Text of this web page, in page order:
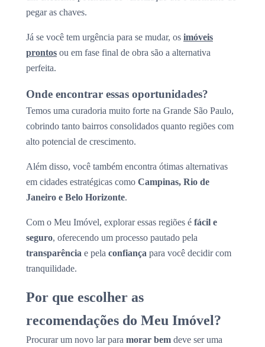
pegar as chaves.
Já se você tem urgência para se mudar, os imóveis
prontos ou em fase final de obra são a alternativa
perfeita.
Onde encontrar essas oportunidades?
Temos uma curadoria muito forte na Grande São Paulo,
cobrindo tanto bairros consolidados quanto regiões com
alto potencial de crescimento.
Além disso, você também encontra ótimas alternativas
em cidades estratégicas como Campinas, Rio de
Janeiro e Belo Horizonte.
Com o Meu Imóvel, explorar essas regiões é fácil e
seguro, oferecendo um processo pautado pela
transparência e pela confiança para você decidir com
tranquilidade.
Por que escolher as
recomendações do Meu Imóvel?
Procurar um novo lar para morar bem deve ser uma